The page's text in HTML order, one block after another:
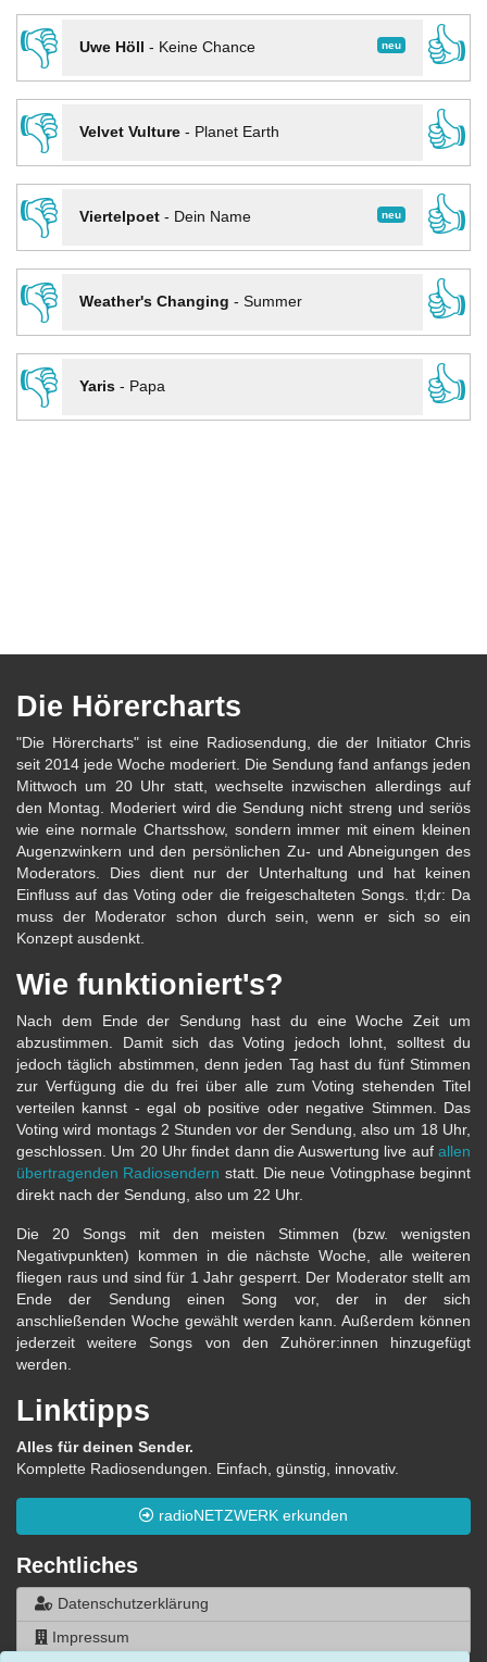
👎
neu
Uwe Höll - Keine Chance
👍
👎
Velvet Vulture- Planet Earth
👍
👎
neu
Viertelpoet- Dein Name
👍
👎
Weather's Changing - Summer
👍
👎
Yaris- Papa 👍
Die Hörercharts
"Die Hörercharts" ist eine Radiosendung, die der Initiator Chris
seit 2014 jede Woche moderiert. Die Sendung fand anfangs jeden
Mittwoch um 20 Uhr statt, wechselte inzwischen allerdings auf
den Montag. Moderiert wird die Sendung nicht streng und seriös
wie eine normale Chartsshow, sondern immer mit einem kleinen
Augenzwinkern und den persönlichen Zu- und Abneigungen des
Moderators. Dies dient nur der Unterhaltung und hat keinen
Einfluss auf das Voting oder die freigeschalteten Songs. tl;dr: Da
muss der Moderator schon durch sein, wenn er sich so ein
Konzept ausdenkt.
Wie funktioniert's?
Nach dem Ende der Sendung hast du eine Woche Zeit um
abzustimmen. Damit sich das Voting jedoch lohnt, solltest du
jedoch täglich abstimmen, denn jeden Tag hast du fünf Stimmen
zur Verfügung die du frei über alle zum Voting stehenden Titel
verteilen kannst - egal ob positive oder negative Stimmen. Das
Voting wird montags 2 Stunden vor der Sendung, also um 18 Uhr,
geschlossen. Um 20 Uhr findet dann die Auswertung live auf allen
übertragenden Radiosendern statt. Die neue Votingphase beginnt
direkt nach der Sendung, also um 22 Uhr.
Die 20 Songs mit den meisten Stimmen (bzw. wenigsten
Negativpunkten) kommen in die nächste Woche, alle weiteren
fliegen raus und sind für 1 Jahr gesperrt. Der Moderator stellt am
Ende der Sendung einen Song vor, der in der sich
anschließenden Woche gewählt werden kann. Außerdem können
jederzeit weitere Songs von den Zuhörer:innen hinzugefügt
werden.
Linktipps
Alles für deinen Sender.
Komplette Radiosendungen. Einfach, günstig, innovativ.
radioNETZWERK erkunden
Rechtliches
Datenschutzerklärung
Impressum